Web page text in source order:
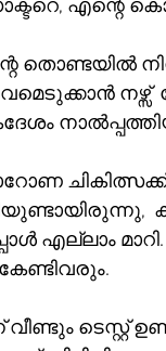
എന്റെ
തൊണ്ടയിൽ
നഴ്സ്
ചികിത്സക്ക്
എല്ലാം
വീണ്ടും ടെസ്റ്റ്